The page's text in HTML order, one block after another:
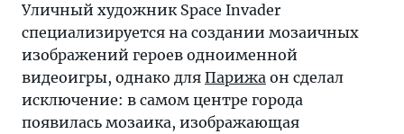
Уличный художник Space Invader
специализируется на создании мозаичных
изображений героев одноименной
видеоигры, однако для Парижа он сделал
исключение: в самом центре города
появилась мозаика, изображающая